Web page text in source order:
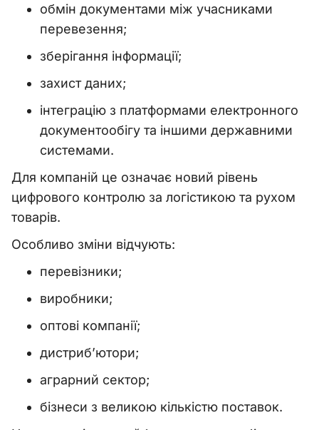
обмін документами між учасниками
перевезення;
зберігання інформації;
захист даних;
інтеграцію з платформами електронного
документообігу та іншими державними
системами.
Для компаній це означає новий рівень
цифрового контролю за логістикою та рухом
товарів.
Особливо зміни відчують:
перевізники;
виробники;
оптові компанії;
дистриб’ютори;
аграрний сектор;
бізнеси з великою кількістю поставок.